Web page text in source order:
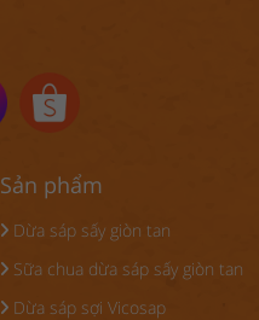
Sản phẩm
Dừa sáp sấy giòn tan
Sữa chua dừa sáp sấy giòn tan
Dừa sáp sợi Vicosap